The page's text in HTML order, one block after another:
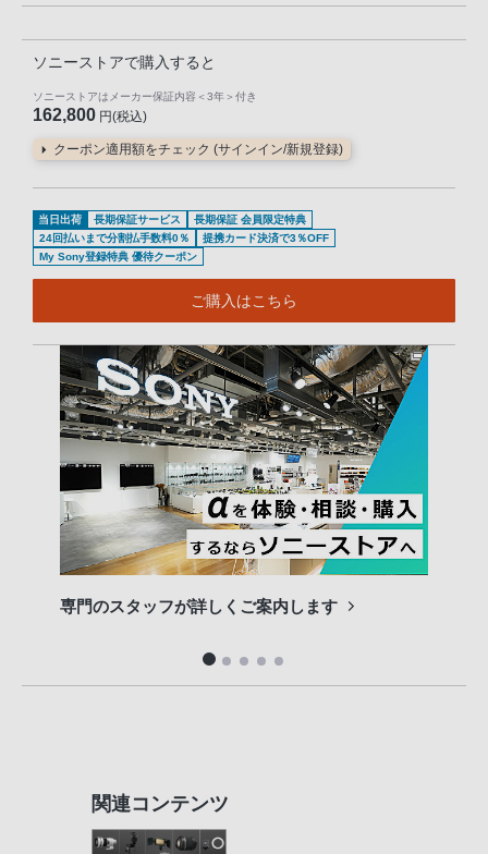
ソニーストアで購入すると
ソニーストアはメーカー保証内容 ＜3年＞ 付き
162,800 円(税込)
クーポン適用額をチェック (サインイン/新規登録)
当日出荷 長期保証サービス
長期保証 会員限定特典
24回払いまで分割払手数料0％
提携カード決済で3％OFF
My Sony登録特典 優待クーポン
ご購入はこちら
専門のスタッフが詳しくご案内します
関連コンテンツ